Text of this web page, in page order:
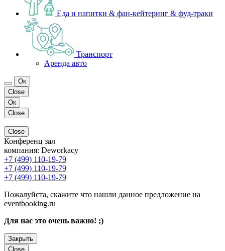
Еда и напитки & фан-кейтеринг & фуд-траки
Транспорт
Аренда авто
Ок
Close
Ок
Close
Close
Конференц зал
компания: Deworkacy
+7 (499) 110-19-79
+7 (499) 110-19-79
+7 (499) 110-19-79
Пожалуйста, скажите что нашли данное предложение на
eventbooking.ru
Для нас это очень важно! ;)
Закрыть
Close